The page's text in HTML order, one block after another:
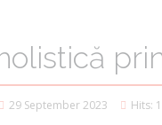
29 September 2023 Hits: